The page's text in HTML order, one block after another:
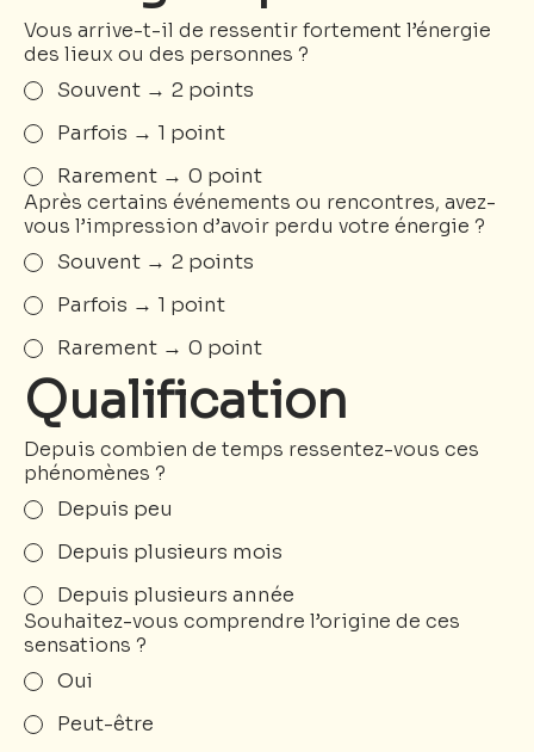
Vous arrive-t-il de ressentir fortement l’énergie
des lieux ou des personnes ?
Souvent → 2 points
Parfois → 1 point
Rarement → 0 point
Après certains événements ou rencontres, avez-
vous l’impression d’avoir perdu votre énergie ?
Souvent → 2 points
Parfois → 1 point
Rarement → 0 point
Qualification
Depuis combien de temps ressentez-vous ces
phénomènes ?
Depuis peu
Depuis plusieurs mois
Depuis plusieurs année
Souhaitez-vous comprendre l’origine de ces
sensations ?
Oui
Peut-être